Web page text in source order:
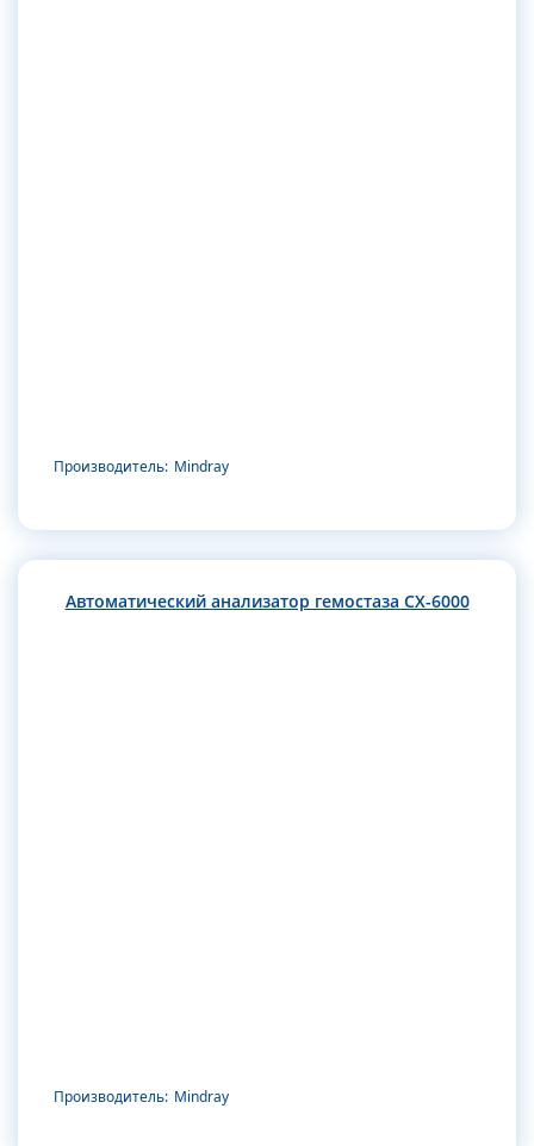
Производитель: Mindray
Автоматический анализатор гемостаза CX-6000
Производитель: Mindray